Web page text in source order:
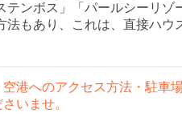
テンボス」「パールシーリ
法もあり、これは、直接ハ
港へのアクセス方法・駐車
いませ。